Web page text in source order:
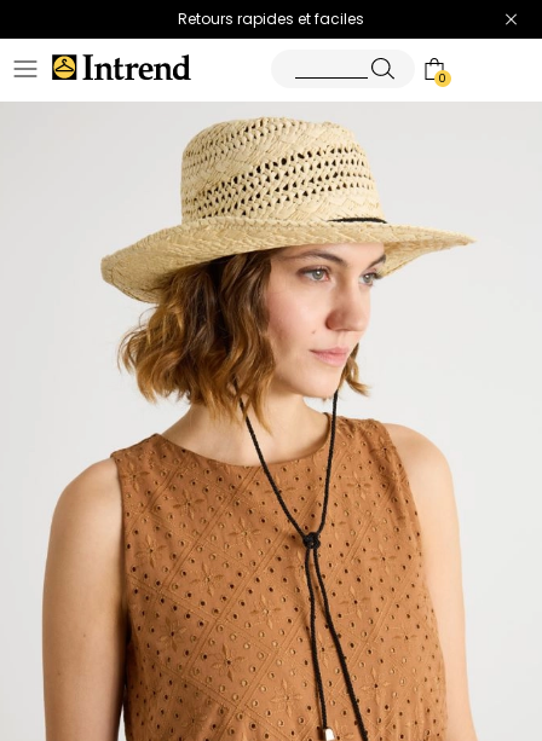
Retours rapides et faciles
0